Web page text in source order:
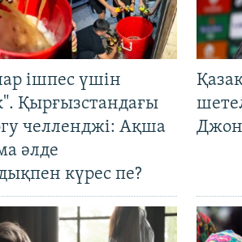
ішпес үшін
Қырғызстандағы
челленджі: Ақша
әлде
күрес пе?
Джон